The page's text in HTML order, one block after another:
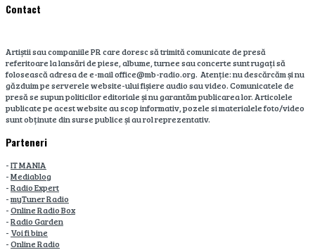
Contact
Artiștii sau companiile PR care doresc să trimită comunicate de presă
referitoare la lansări de piese, albume, turnee sau concerte sunt rugați să
folosească adresa de e-mail office@mb-radio.org. Atenție: nu descărcăm și nu
găzduim pe serverele website-ului fișiere audio sau video. Comunicatele de
presă se supun politicilor editoriale și nu garantăm publicarea lor. Articolele
publicate pe acest website au scop informativ, pozele si materialele foto/video
sunt obținute din surse publice și au rol reprezentativ.
Parteneri
-IT MANIA
-Mediablog
-Radio Expert
-myTuner Radio
-Online Radio Box
-Radio Garden
- Voi fi bine
-Online Radio